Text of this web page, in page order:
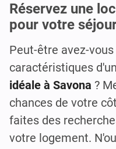
Réservez une
pour votre
Peut-être avez-
caractéristiques
idéale à Savona ?
chances de votre
faites des
votre logement.